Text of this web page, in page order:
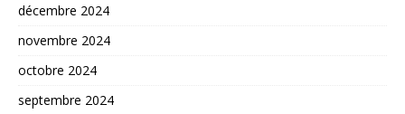
décembre 2024
novembre 2024
octobre 2024
septembre 2024